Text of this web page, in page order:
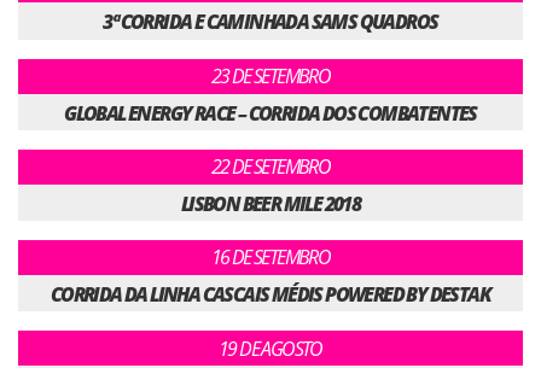
3ª CORRIDA E CAMINHADA SAMS QUADROS
23 DE SETEMBRO
GLOBAL ENERGY RACE – CORRIDA DOS COMBATENTES
22 DE SETEMBRO
LISBON BEER MILE 2018
16 DE SETEMBRO
CORRIDA DA LINHA CASCAIS MÉDIS POWERED BY DESTAK
19 DE AGOSTO